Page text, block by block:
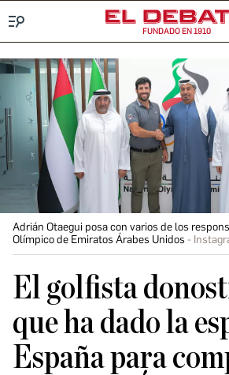
FUNDADO EN 1910
Adrián Otaegui posa con varios de los
Olímpico de Emiratos Árabes Unidos
El golfista
que ha dado la
España para